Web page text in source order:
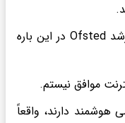
سال گذشته، آماندا اسپیلمن، بازرس ارشد Ofsted در این باره
موافق نیستم.
هوشمند دارند، واقعاً